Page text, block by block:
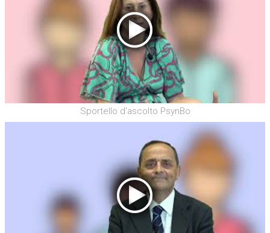
Sportello d'ascolto PsynBo